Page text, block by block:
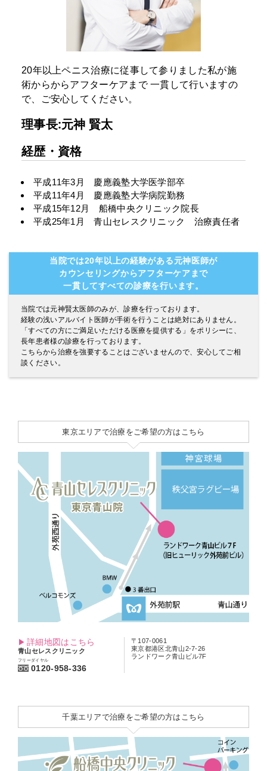
20年以上ペニス治療に従事して参りました私が施
術からからアフターケアまで一貫して行いますの
で、ご安心してください。
理事長:元神 賢太
経歴・資格
平成11年3月 慶應義塾大学医学部卒
平成11年4月 慶應義塾大学病院勤務
平成15年12月 船橋中央クリニック院長
平成25年1月 青山セレスクリニック 治療責任者
当院では20年以上の経験がある元神医師が
カウンセリングからアフターケアまで
一貫してすべての診療を行います。
当院では元神賢太医師のみが、診療を行っております。
経験の浅いアルバイト医師が手術を行うことは絶対にありません。
「すべての方にご満足いただける医療を提供する」をポリシーに、
長年患者様の診療を行っております。
こちらから治療を強要することはございませんので、安心してご相
談ください。
東京エリアで治療をご希望の方はこちら
詳細地図はこちら
青山セレスクリニック
フリーダイヤル
0120-958-336
〒107-0061
東京都港区北青山2-7-26
ランドワーク青山ビル7F
千葉エリアで治療をご希望の方はこちら